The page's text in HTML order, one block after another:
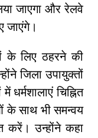
जाएगा और रेलवे
जाएंगे।
के लिए ठहरने की
जिला उपायुक्तों
चिह्नित
के साथ भी समन्वय
करें। उन्होंने कहा